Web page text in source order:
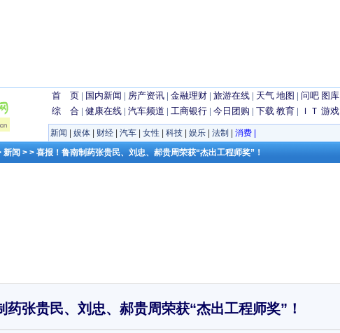
首 页 | 国内新闻 | 房产资讯 | 金融理财 | 旅游在线 | 天气 地图 | 问吧 图库
综 合 | 健康在线 | 汽车频道 | 工商银行 | 今日团购 | 下载 教育 | ＩＴ 游戏
新闻 娱体 财经 汽车 女性 科技 娱乐 法制 消费
新闻 > > 喜报！鲁南制药张贵民、刘忠、郝贵周荣获“杰出工程师奖”！
药张贵民、刘忠、郝贵周荣获“杰出工程师奖”！